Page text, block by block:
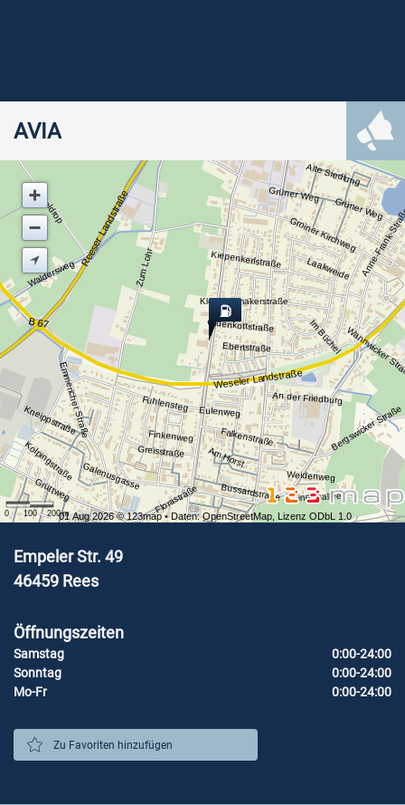
AVIA
B 67
Reeser Landstraße
Weseler Landstraße
Waldersweg
Speldrop Anne-
Grüner Weg
Laakweide
Wannwicker
Im Büchel
Groiner Kirchweg
Kiepenkerlstraße
Klompenmakerstraße
Ebertstraße
Oldenkottstraße
Zum Lohr
Fuhlensteg
Emmericher Straße Eulenweg
Weidenweg
Falkenstraße
Finkenweg
Lindenallee
Galenusgasse
Greisstraße
Florastraße
Kolpingstraße
Kneippstraße
An der Friedburg
Bergswicker Straße
Grüttweg
Alte Siedlung
Grüner Weg
Am Horst
Bussardstraße
0 100 200 m
01 Aug 2026 ©123map• Daten:OpenStreetMap Lizenz ODbL 1.0
Empeler Str. 49
46459 Rees
Öffnungszeiten
Samstag
0:00-24:00
Sonntag
0:00-24:00
Mo-Fr
0:00-24:00
Zu Favoriten hinzufügen